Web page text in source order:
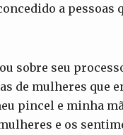
a
sobre seu
de mulheres que
pincel e minha
e os